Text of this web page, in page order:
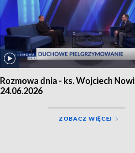
Rozmowa dnia - ks. Wojciech
24.06.2026
ZOBACZ WIĘCEJ